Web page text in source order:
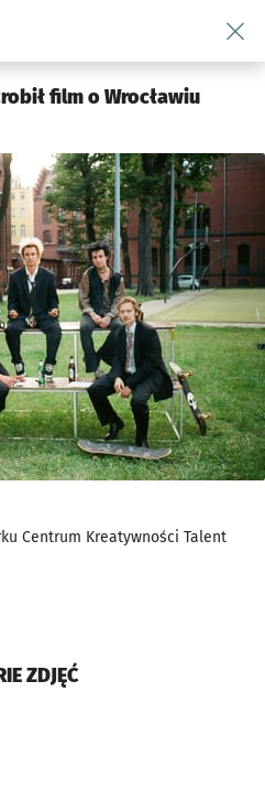
podserwis: Kultura
film o Wrocławiu
Centrum Kreatywności Talent
ZDJĘĆ